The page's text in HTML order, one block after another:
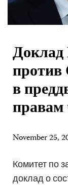
в
правам
November 25,
Комитет по
доклад о